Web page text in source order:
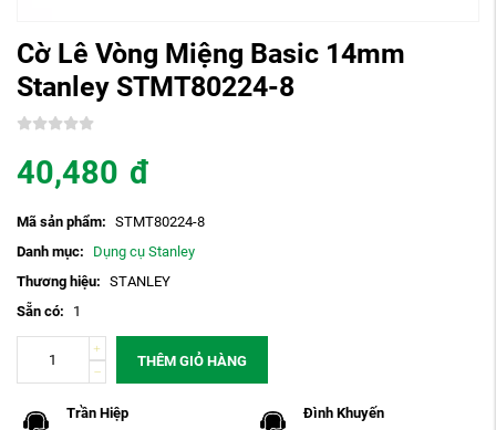
Cờ Lê Vòng Miệng Basic 14mm
Stanley STMT80224-8
40,480 đ
Mã sản phẩm: STMT80224-8
Danh mục:
Dụng cụ Stanley
Thương hiệu: STANLEY
Sẵn có:
1
THÊM GIỎ HÀNG
Trần Hiệp Đình Khuyến